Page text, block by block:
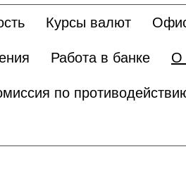
Курсы валют
Работа в банке О
по